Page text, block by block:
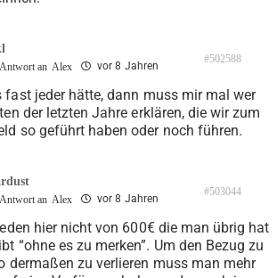
Antwort an Alex vor 8 Jahren
#502588
fast jeder hätte, dann muss mir mal wer
der letzten Jahre erklären, die wir zum
so geführt haben oder noch führen.
Antwort an Alex vor 8 Jahren
#503044
hier nicht von 600€ die man übrig hat
“ohne es zu merken”. Um den Bezug zu
dermaßen zu verlieren muss man mehr